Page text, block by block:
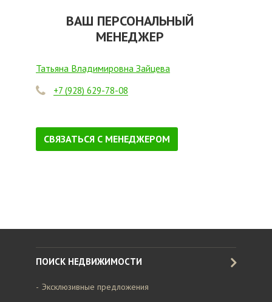
ВАШ ПЕРСОНАЛЬНЫЙ
МЕНЕДЖЕР
Татьяна Владимировна Зайцева
+7 (928) 629-78-08
СВЯЗАТЬСЯ С МЕНЕДЖЕРОМ
ПОИСК НЕДВИЖИМОСТИ
Эксклюзивные предложения